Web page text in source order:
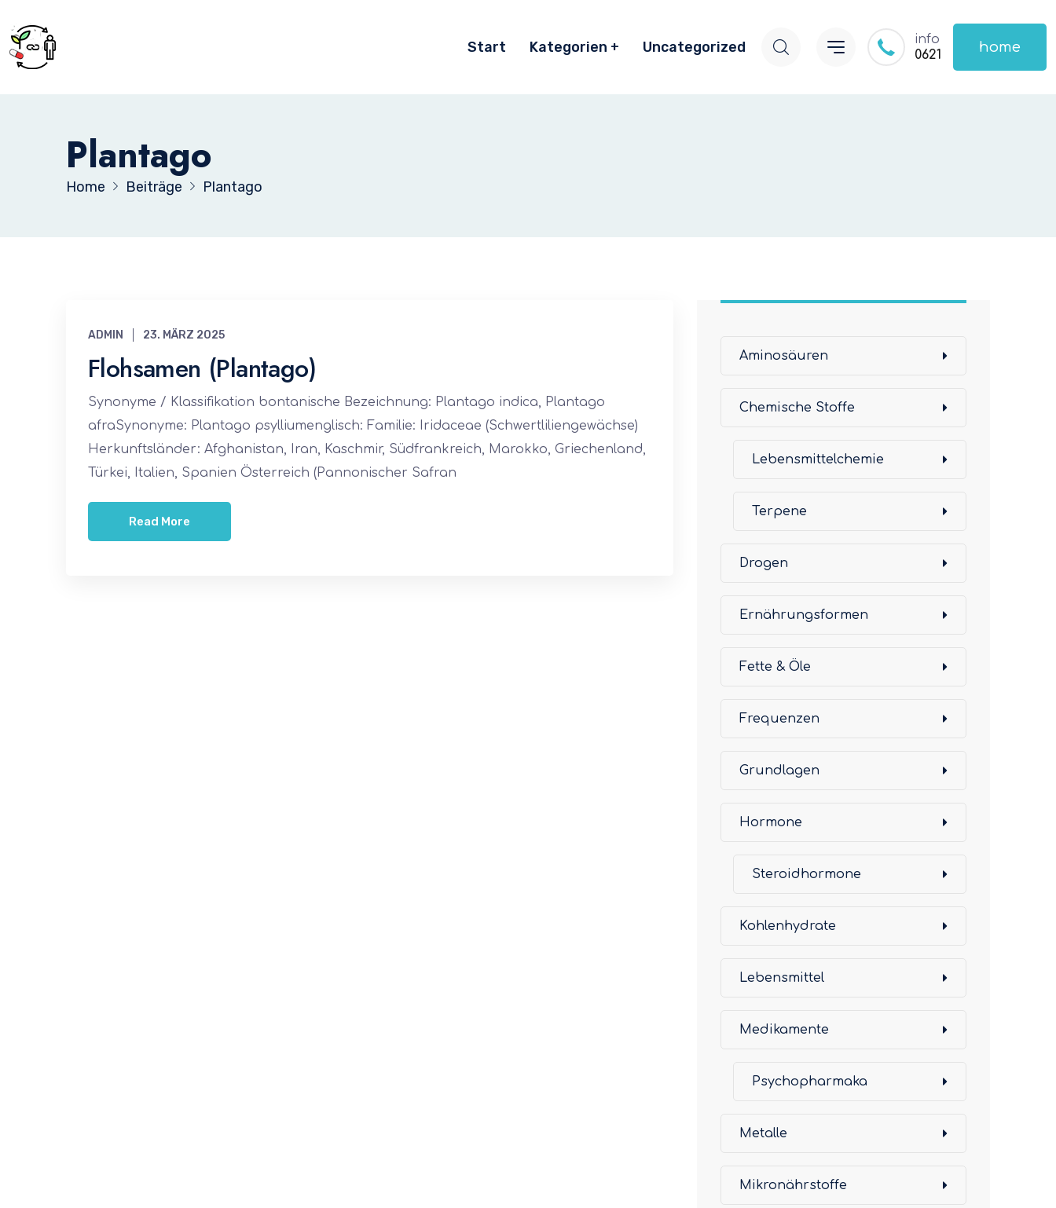
Start Kategorien Uncategorized
info
0621
home
Plantago
Home Beiträge Plantago
ADMIN 23. MÄRZ 2025
Flohsamen (Plantago)
Synonyme / Klassifikation bontanische Bezeichnung: Plantago indica, Plantago
afraSynonyme: Plantago psylliumenglisch: Familie: Iridaceae (Schwertliliengewächse)
Herkunftsländer: Afghanistan, Iran, Kaschmir, Südfrankreich, Marokko, Griechenland,
Türkei, Italien, Spanien Österreich (Pannonischer Safran
Read More
Aminosäuren
Chemische Stoffe
Lebensmittelchemie
Terpene
Drogen
Ernährungsformen
Fette & Öle
Frequenzen
Grundlagen
Hormone
Steroidhormone
Kohlenhydrate
Lebensmittel
Medikamente
Psychopharmaka
Metalle
Mikronährstoffe